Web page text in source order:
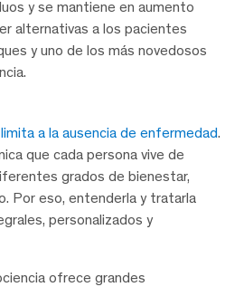
y se mantiene en aumento
alternativas a los pacientes
y uno de los más novedosos
a la ausencia de enfermedad.
que cada persona vive de
grados de bienestar,
Por eso, entenderla y tratarla
personalizados y
ofrece grandes